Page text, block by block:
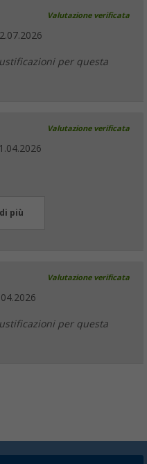
Valutazione verificata
per questa
Valutazione verificata
più
Valutazione verificata
per questa